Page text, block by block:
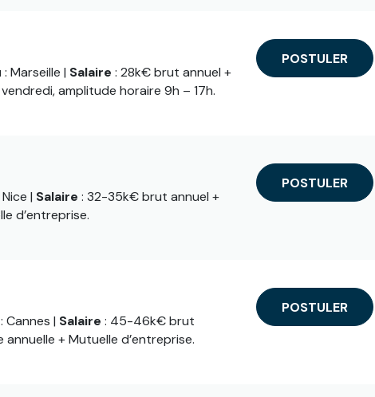
: Marseille | Salaire : 28k€ brut annuel +
amplitude horaire 9h – 17h.
POSTULER
Nice | Salaire : 32-35k€ brut annuel +
d’entreprise.
POSTULER
: Cannes | Salaire : 45-46k€ brut
+ Mutuelle d’entreprise.
POSTULER